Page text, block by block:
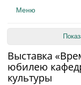
Меню
Выставка
юбилею
культуры